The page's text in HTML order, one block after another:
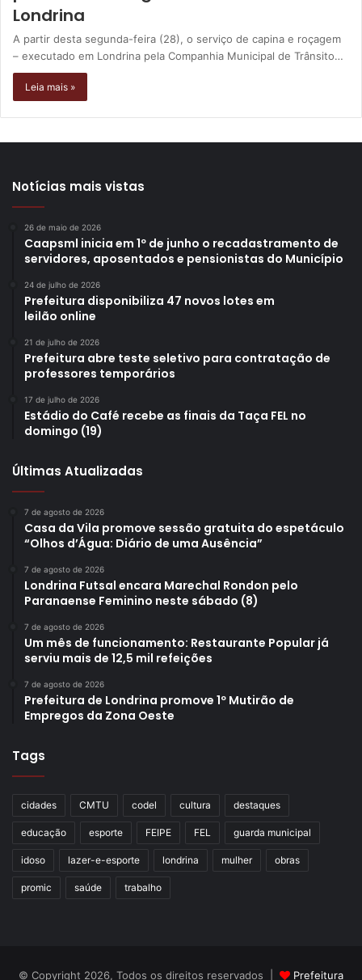
Londrina
A partir desta segunda-feira (28), o serviço de capina e roçagem
– executado em Londrina pela Companhia Municipal de Trânsito…
Leia mais »
Notícias mais vistas
26 de maio de 2026
Caapsml inicia em 1º de junho o recadastramento de
servidores, aposentados e pensionistas do Município
24 de julho de 2026
Prefeitura disponibiliza 47 novos lotes em
leilão online
21 de julho de 2026
Prefeitura abre teste seletivo para contratação de
professores temporários
17 de julho de 2026
Estádio do Café recebe as finais da Taça FEL no
domingo (19)
Últimas Atualizadas
7 de agosto de 2026
Casa da Vila promove sessão gratuita do espetáculo
“Olhos d’Água: Diário de uma Ausência”
7 de agosto de 2026
Londrina Futsal encara Marechal Rondon pelo
Paranaense Feminino neste sábado (8)
7 de agosto de 2026
Um mês de funcionamento: Restaurante Popular já
serviu mais de 12,5 mil refeições
7 de agosto de 2026
Prefeitura de Londrina promove 1º Mutirão de
Empregos da Zona Oeste
Tags
cidades CMTU codel cultura destaques
educação esporte FEIPE FEL guarda municipal
idoso lazer-e-esporte londrina mulher obras
promic saúde trabalho
© Copyright 2026, Todos os direitos reservados | Prefeitura